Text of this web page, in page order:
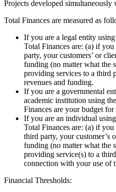
Projects developed simultaneously
Total Finances are measured as
If you are a legal entity
Total Finances are: (a) if
party, your customers’ or
funding (no matter what the
providing services to a third
revenues and funding.
If you are a governmental
academic institution using
Finances are your budget
If you are an individual
Total Finances are: (a) if
third party, your customer’s
funding (no matter what the
providing service(s) to a
connection with your use of
Financial Thresholds: